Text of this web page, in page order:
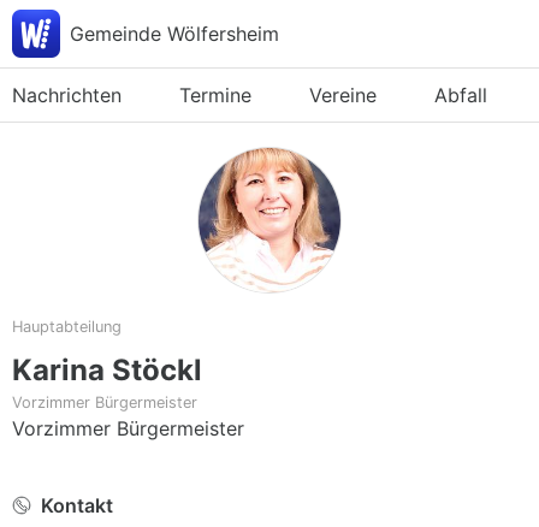
Gemeinde Wölfersheim
Nachrichten Termine Vereine Abfall
Hauptabteilung
Karina Stöckl
Vorzimmer Bürgermeister
Vorzimmer Bürgermeister
Kontakt